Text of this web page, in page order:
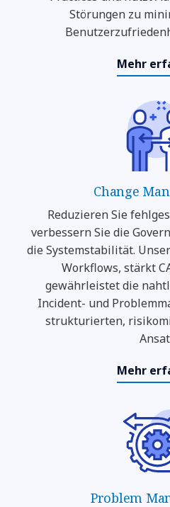
Störungen zu
Mehr
Change
Reduzieren Sie
verbessern Sie die
die Systemstabilität.
Workflows, stärkt
gewährleistet die
Incident- und
strukturierten,
Mehr
Problem